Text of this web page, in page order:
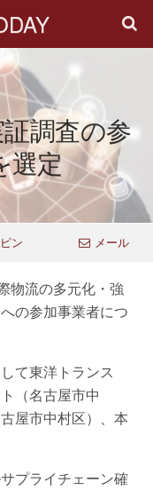
調査の参
選定
ピン メール
物流の多元化・強
の参加事業者につ
て東洋トランス
（名古屋市中
屋市中村区）、本
プライチェーン確